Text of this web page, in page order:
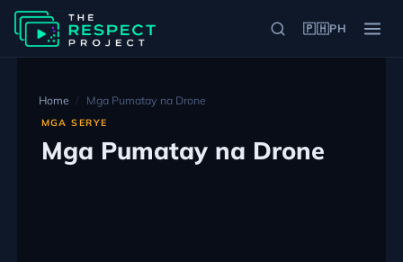
🇵🇭PH
Home Mga Pumatay na Drone
MGA SERYE
Mga Pumatay na Drone